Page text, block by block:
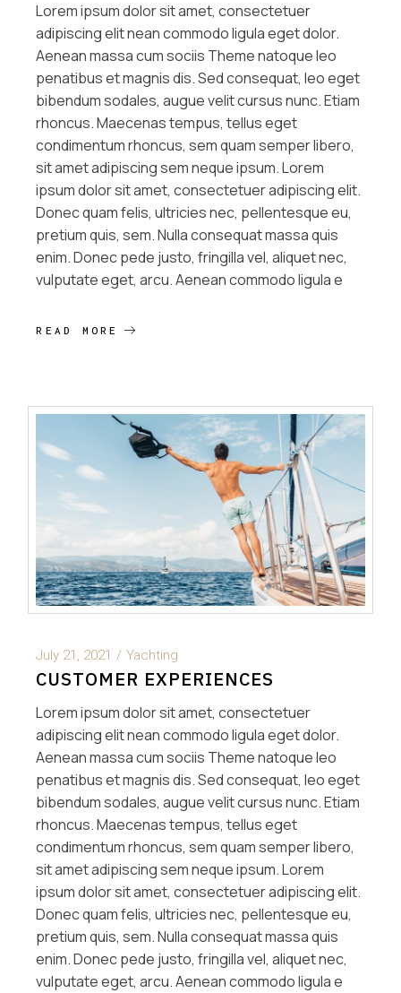
Lorem ipsum dolor sit amet, consectetuer
adipiscing elit nean commodo ligula eget dolor.
Aenean massa cum sociis Theme natoque leo
penatibus et magnis dis. Sed consequat, leo eget
bibendum sodales, augue velit cursus nunc. Etiam
rhoncus. Maecenas tempus, tellus eget
condimentum rhoncus, sem quam semper libero,
sit amet adipiscing sem neque ipsum. Lorem
ipsum dolor sit amet, consectetuer adipiscing elit.
Donec quam felis, ultricies nec, pellentesque eu,
pretium quis, sem. Nulla consequat massa quis
enim. Donec pede justo, fringilla vel, aliquet nec,
vulputate eget, arcu. Aenean commodo ligula e
READ MORE
July 21, 2021 Yachting
CUSTOMER EXPERIENCES
Lorem ipsum dolor sit amet, consectetuer
adipiscing elit nean commodo ligula eget dolor.
Aenean massa cum sociis Theme natoque leo
penatibus et magnis dis. Sed consequat, leo eget
bibendum sodales, augue velit cursus nunc. Etiam
rhoncus. Maecenas tempus, tellus eget
condimentum rhoncus, sem quam semper libero,
sit amet adipiscing sem neque ipsum. Lorem
ipsum dolor sit amet, consectetuer adipiscing elit.
Donec quam felis, ultricies nec, pellentesque eu,
pretium quis, sem. Nulla consequat massa quis
enim. Donec pede justo, fringilla vel, aliquet nec,
vulputate eget, arcu. Aenean commodo ligula e